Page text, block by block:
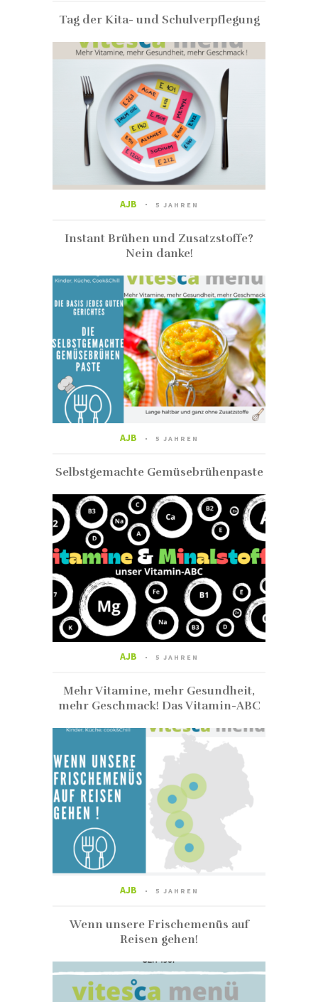
Tag der Kita- und Schulverpflegung
AJB 5 JAHREN
Instant Brühen und Zusatzstoffe?
Nein danke!
AJB 5 JAHREN
Selbstgemachte Gemüsebrühenpaste
AJB 5 JAHREN
Mehr Vitamine, mehr Gesundheit,
mehr Geschmack! Das Vitamin-ABC
AJB 5 JAHREN
Wenn unsere Frischemenüs auf
Reisen gehen!